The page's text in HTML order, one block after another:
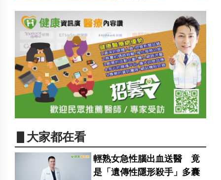
▋大家都在看
輕熟女急性腦出血送醫 竟
是「遺傳性隱形殺手」多囊